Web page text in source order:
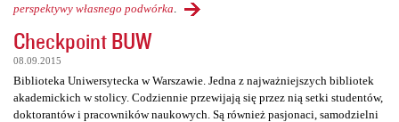
perspektywy własnego podwórka
Checkpoint BUW
08.09.2015
Biblioteka Uniwersytecka w Warszawie. Jedna z najważniejszych bibliotek
akademickich w stolicy. Codziennie przewijają się przez nią setki studentów,
doktorantów i pracowników naukowych. Są również pasjonaci, samodzielni